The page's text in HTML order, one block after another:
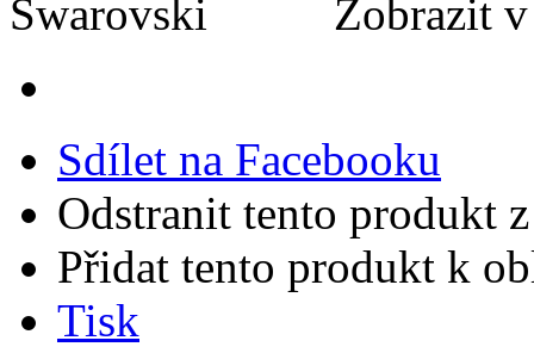
Zobrazit
Sdílet na Facebooku
Odstranit tento produkt
Přidat tento produkt k
Tisk